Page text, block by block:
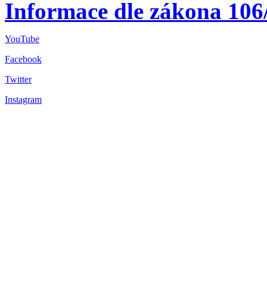
Informace dle zákona
YouTube
Facebook
Twitter
Instagram